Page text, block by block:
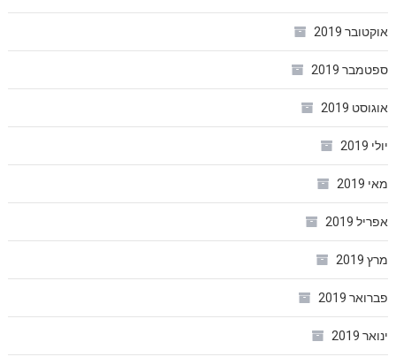
אוקטובר 2019
ספטמבר 2019
אוגוסט 2019
יולי 2019
מאי 2019
אפריל 2019
מרץ 2019
פברואר 2019
ינואר 2019